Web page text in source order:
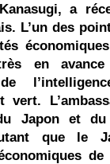
a
L’un des
en avance
vert.
Japon et
que le